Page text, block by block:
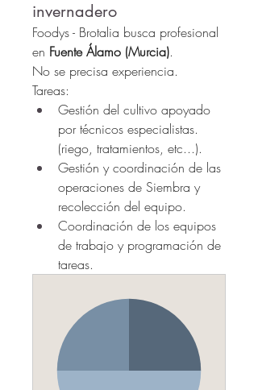
invernadero
Foodys - Brotalia busca profesional
en Fuente Álamo (Murcia).
No se precisa experiencia.
Tareas:
Gestión del cultivo apoyado
por técnicos especialistas.
(riego, tratamientos, etc...).
Gestión y coordinación de las
operaciones de Siembra y
recolección del equipo.
Coordinación de los equipos
de trabajo y programación de
tareas.